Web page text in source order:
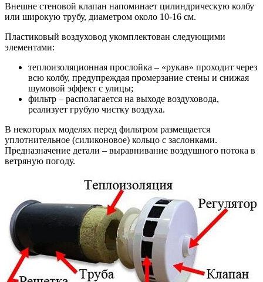
Внешне стеновой клапан напоминает цилиндрическую колбу
или широкую трубу, диаметром около 10-16 см.
Пластиковый воздуховод укомплектован следующими
элементами:
теплоизоляционная прослойка – «рукав» проходит через
всю колбу, предупреждая промерзание стены и снижая
шумовой эффект с улицы;
фильтр – располагается на выходе воздуховода,
реализует грубую чистку воздуха.
В некоторых моделях перед фильтром размещается
уплотнительное (силиконовое) кольцо с заслонками.
Предназначение детали – выравнивание воздушного потока в
ветряную погоду.